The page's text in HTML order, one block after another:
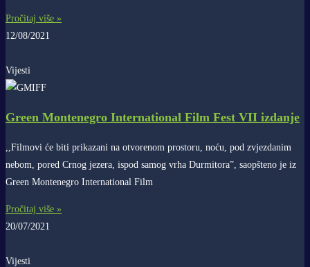
Pročitaj više »
12/08/2021
Vijesti
Green Montenegro International Film Fest VII izdanje
,,Filmovi će biti prikazani na otvorenom prostoru, noću, pod zvjezdanim
nebom, pored Crnog jezera, ispod samog vrha Durmitora”, saopšteno je iz
Green Montenegro International Film
Pročitaj više »
20/07/2021
Vijesti